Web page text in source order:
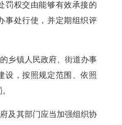
罚权交由能够有效承接的
事处行使，并定期组织评
乡镇人民政府、街道办事
设，按照规定范围、依照
及其部门应当加强组织协